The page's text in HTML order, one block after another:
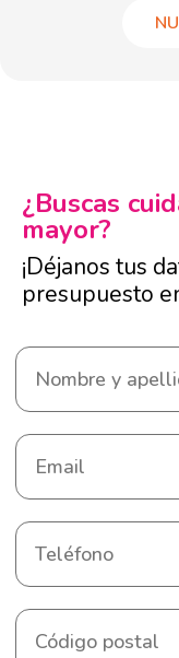
¿Buscas
mayor?
¡Déjanos tus
presupuesto